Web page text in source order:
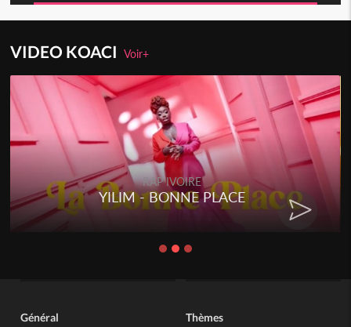
VIDEO KOACIVoir+
RAP IVOIRE
YILIM - BONNE PLACE
Général Thèmes